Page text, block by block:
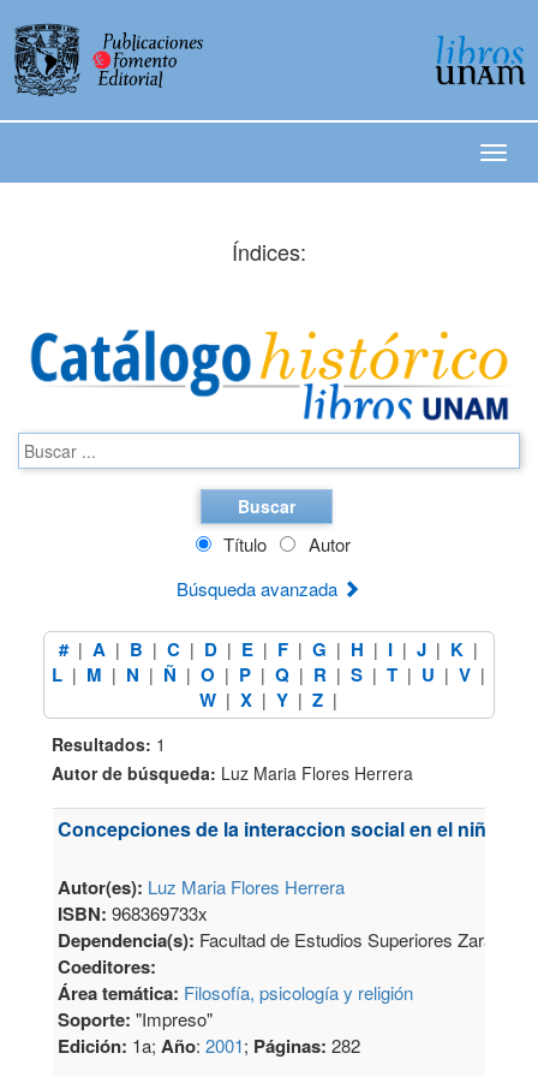
Índices:
Buscar
Título
Autor
Búsqueda avanzada
# | A | B | C | D | E | F | G | H | I | J | K |
L | M | N | Ñ | O | P | Q | R | S | T | U | V |
W | X | Y | Z |
Resultados: 1
Autor de búsqueda: Luz Maria Flores Herrera
Concepciones de la interaccion social en el niño
Autor(es): Luz Maria Flores Herrera
ISBN:968369733x
Dependencia(s): Facultad de Estudios Superiores Zaragoza
Coeditores:
Área temática: Filosofía, psicología y religión
Soporte: "Impreso"
Edición: 1a;Año:2001; Páginas:282